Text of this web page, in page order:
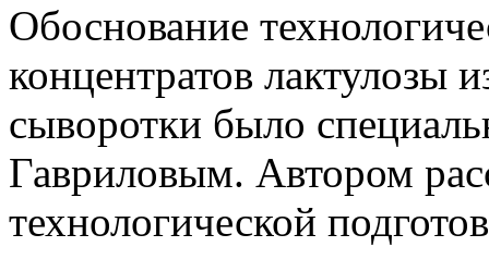
Обоснование
концентратов лактулозы
сыворотки было
Гавриловым. Автором
технологической